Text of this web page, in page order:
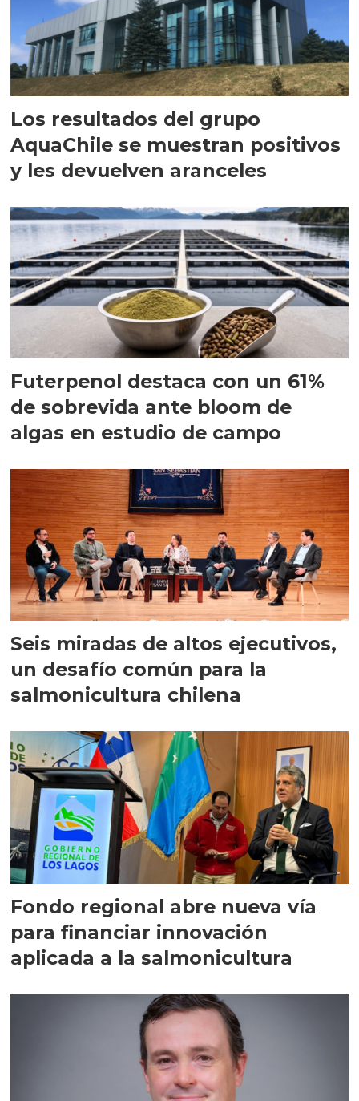
Los resultados del grupo
AquaChile se muestran positivos
y les devuelven aranceles
Futerpenol destaca con un 61%
de sobrevida ante bloom de
algas en estudio de campo
Seis miradas de altos ejecutivos,
un desafío común para la
salmonicultura chilena
Fondo regional abre nueva vía
para financiar innovación
aplicada a la salmonicultura